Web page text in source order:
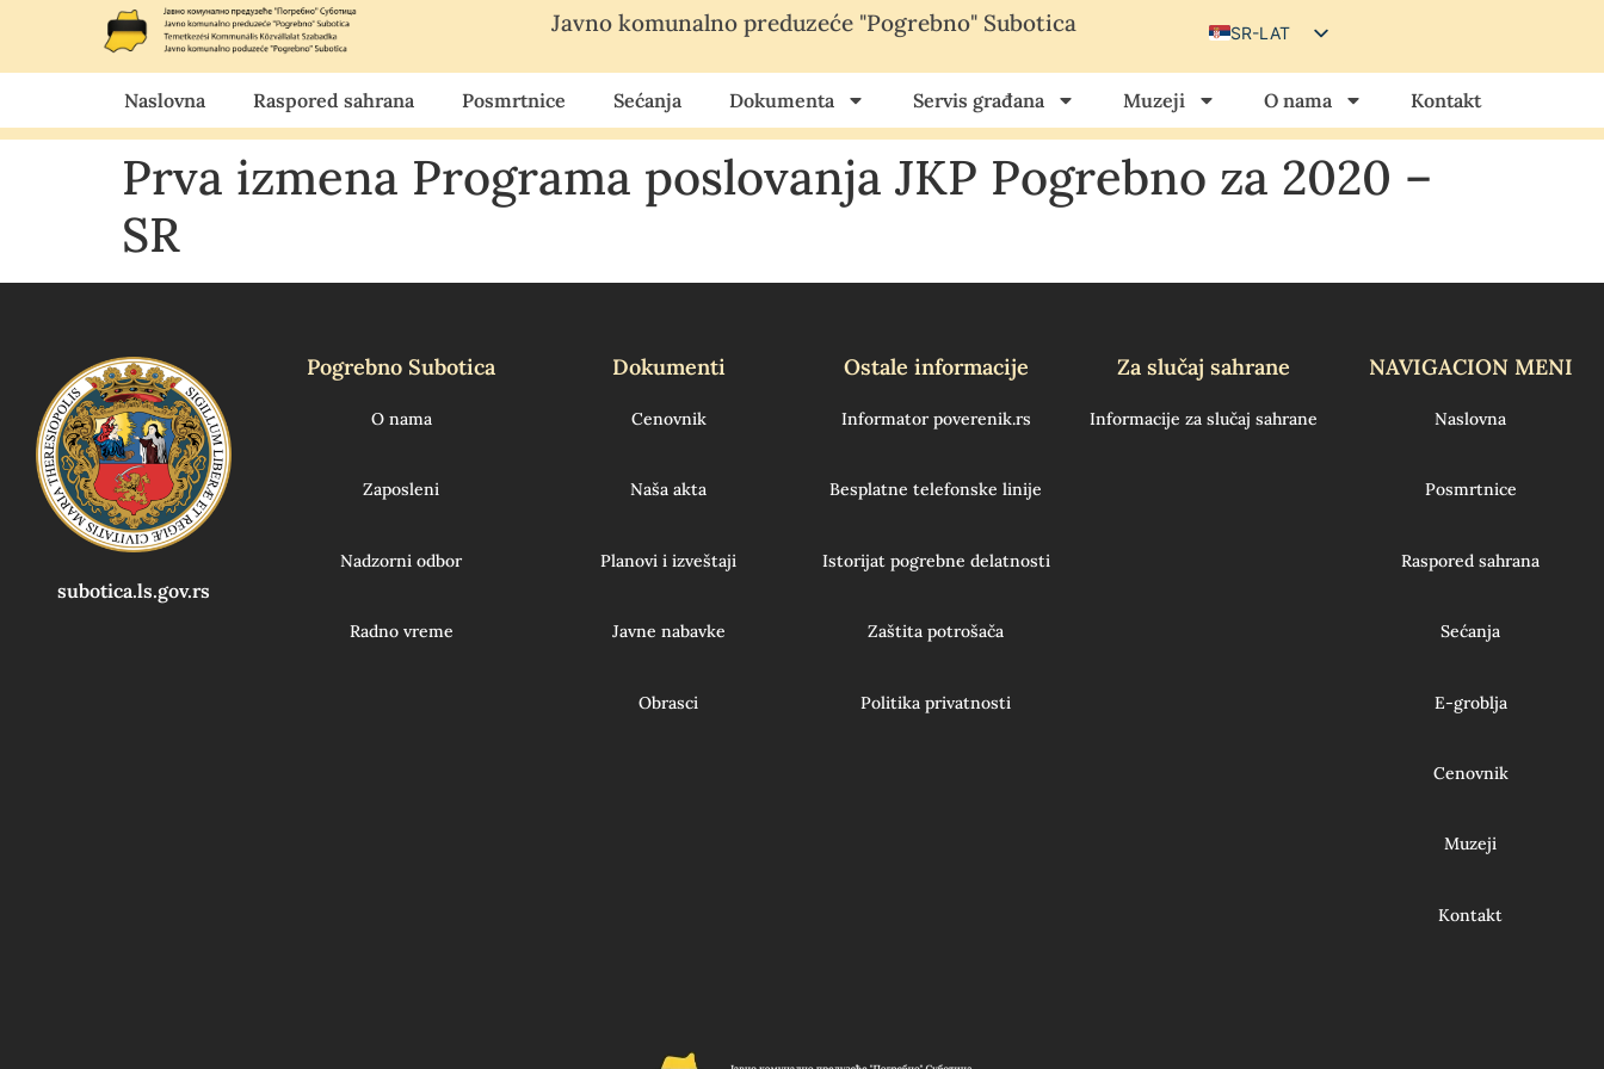
Javno komunalno preduzeće "Pogrebno" Subotica
SR-LAT
SR-CIR
Naslovna Raspored sahrana Posmrtnice Sećanja Dokumenta Servis građana Muzeji O nama Kontakt
Prva izmena Programa poslovanja JKP Pogrebno za 2020 –
SR
subotica.ls.gov.rs
Pogrebno Subotica
O nama
Zaposleni
Nadzorni odbor
Radno vreme
Dokumenti
Cenovnik
Naša akta
Planovi i izveštaji
Javne nabavke
Obrasci
Ostale informacije
Informator poverenik.rs
Besplatne telefonske linije
Istorijat pogrebne delatnosti
Zaštita potrošača
Politika privatnosti
Za slučaj sahrane
Informacije za slučaj sahrane
NAVIGACION MENI
Naslovna
Posmrtnice
Raspored sahrana
Sećanja
E-groblja
Cenovnik
Muzeji
Kontakt